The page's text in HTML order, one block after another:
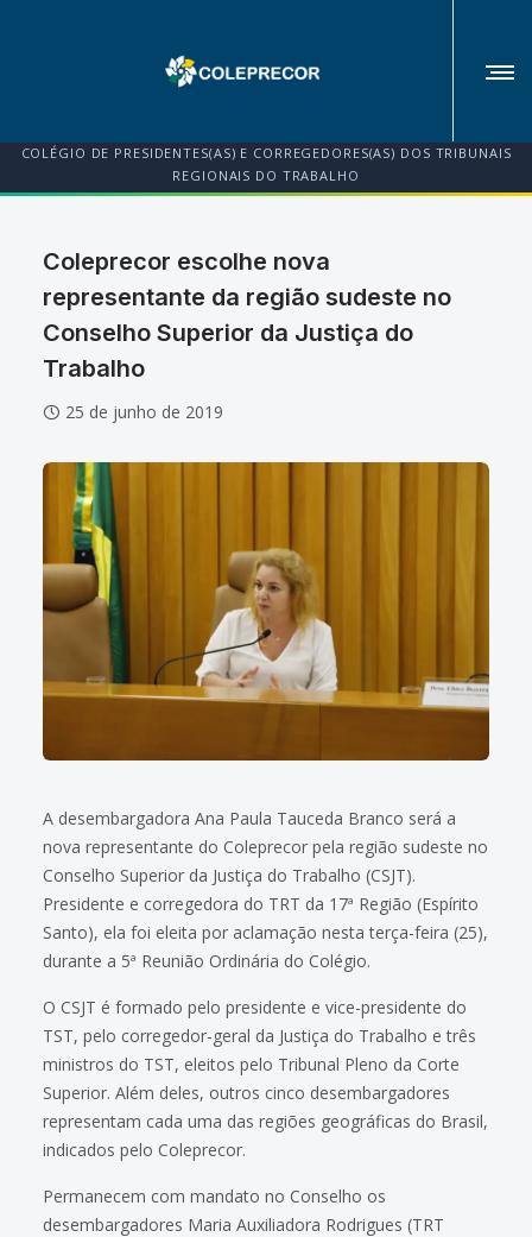
COLÉGIO DE PRESIDENTES(AS) E CORREGEDORES(AS) DOS TRIBUNAIS
REGIONAIS DO TRABALHO
Coleprecor escolhe nova
representante da região sudeste no
Conselho Superior da Justiça do
Trabalho
25 de junho de 2019
A desembargadora Ana Paula Tauceda Branco será a
nova representante do Coleprecor pela região sudeste no
Conselho Superior da Justiça do Trabalho (CSJT).
Presidente e corregedora do TRT da 17ª Região (Espírito
Santo), ela foi eleita por aclamação nesta terça-feira (25),
durante a 5ª Reunião Ordinária do Colégio.
O CSJT é formado pelo presidente e vice-presidente do
TST, pelo corregedor-geral da Justiça do Trabalho e três
ministros do TST, eleitos pelo Tribunal Pleno da Corte
Superior. Além deles, outros cinco desembargadores
representam cada uma das regiões geográficas do Brasil,
indicados pelo Coleprecor.
Permanecem com mandato no Conselho os
desembargadores Maria Auxiliadora Rodrigues (TRT